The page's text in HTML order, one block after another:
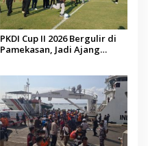
PKDI Cup II 2026 Bergulir di
Pamekasan, Jadi Ajang